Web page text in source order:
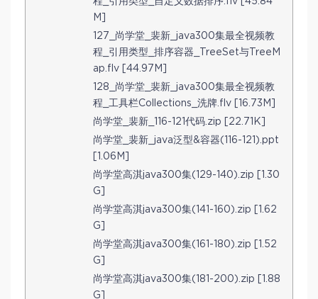
M]
127_尚学堂_裴新_java300集最全视频教
程_引用类型_排序容器_TreeSet与TreeM
ap.flv [44.97M]
128_尚学堂_裴新_java300集最全视频教
程_工具栏Collections_洗牌.flv [16.73M]
尚学堂_裴新_116-121代码.zip [22.71K]
尚学堂_裴新_java泛型&容器(116-121).ppt
[1.06M]
尚学堂高淇java300集(129-140).zip [1.30
G]
尚学堂高淇java300集(141-160).zip [1.62
G]
尚学堂高淇java300集(161-180).zip [1.52
G]
尚学堂高淇java300集(181-200).zip [1.88
G]